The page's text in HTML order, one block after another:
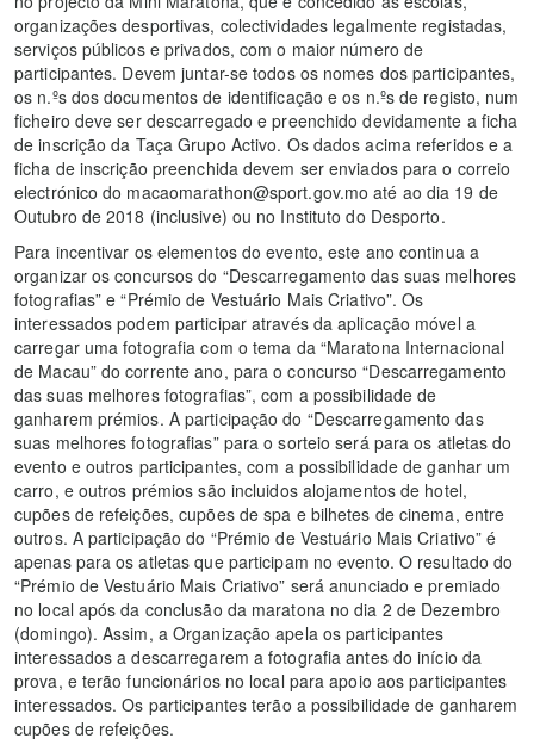
organizações desportivas, colectividades legalmente registadas,
serviços públicos e privados, com o maior número de
participantes. Devem juntar-se todos os nomes dos participantes,
os n.ºs dos documentos de identificação e os n.ºs de registo, num
ficheiro deve ser descarregado e preenchido devidamente a ficha
de inscrição da Taça Grupo Activo. Os dados acima referidos e a
ficha de inscrição preenchida devem ser enviados para o correio
electrónico do macaomarathon@sport.gov.mo até ao dia 19 de
Outubro de 2018 (inclusive) ou no Instituto do Desporto.
Para incentivar os elementos do evento, este ano continua a
organizar os concursos do “Descarregamento das suas melhores
fotografias” e “Prémio de Vestuário Mais Criativo”. Os
interessados podem participar através da aplicação móvel a
carregar uma fotografia com o tema da “Maratona Internacional
de Macau” do corrente ano, para o concurso “Descarregamento
das suas melhores fotografias”, com a possibilidade de
ganharem prémios. A participação do “Descarregamento das
suas melhores fotografias” para o sorteio será para os atletas do
evento e outros participantes, com a possibilidade de ganhar um
carro, e outros prémios são incluidos alojamentos de hotel,
cupões de refeições, cupões de spa e bilhetes de cinema, entre
outros. A participação do “Prémio de Vestuário Mais Criativo” é
apenas para os atletas que participam no evento. O resultado do
“Prémio de Vestuário Mais Criativo” será anunciado e premiado
no local após da conclusão da maratona no dia 2 de Dezembro
(domingo). Assim, a Organização apela os participantes
interessados a descarregarem a fotografia antes do início da
prova, e terão funcionários no local para apoio aos participantes
interessados. Os participantes terão a possibilidade de ganharem
cupões de refeições.